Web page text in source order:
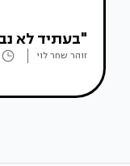
"בעתיד לא
זוהר שחר לוי